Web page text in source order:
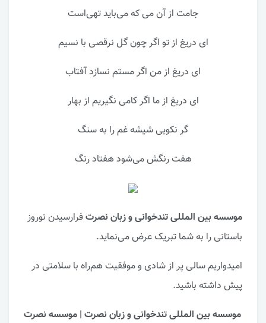
جامت از آن می که می‌باید تهی‌است
ای دریغ از تو اگر چون گل نرقصی با نسیم
ای دریغ از من اگر مستم نسازد آفتاب
ای دریغ از ما اگر کامی نگیریم از بهار
گر نکویی شیشه غم را به سنگ
هفت رنگش می‌شود هفتاد رنگ
موسسه بین المللی تندخوانی و زبان نصرتفرارسیدن نوروز
باستانی را به شما تبریک عرض می‌نماید.
امیدواریم سالی پر از شادی و موفقیت هم‌راه با سلامتی در
پیش داشته باشید.
موسسه بین المللی تندخوانی و زبان نصرت | موسسه نصرت